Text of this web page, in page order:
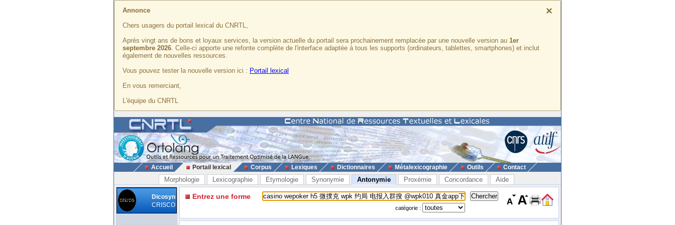
×
Annonce
Chers usagers du portail lexical du CNRTL,
Après vingt ans de bons et loyaux services, la version actuelle du portail sera prochainement remplacée par une nouvelle version au 1er
septembre 2026. Celle-ci apporte une refonte complète de l'interface adaptée à tous les supports (ordinateurs, tablettes, smartphones) et inclut
également de nouvelles ressources.
Vous pouvez tester la nouvelle version ici : Portail lexical
En vous remerciant,
L'équipe du CNRTL
Accueil Portail lexical Corpus Lexiques Dictionnaires Métalexicographie Outils Contact
Morphologie Lexicographie Etymologie Synonymie Antonymie Proxémie Concordance Aide
Dicosyn
CRISCO
Entrez une forme
catégorie :